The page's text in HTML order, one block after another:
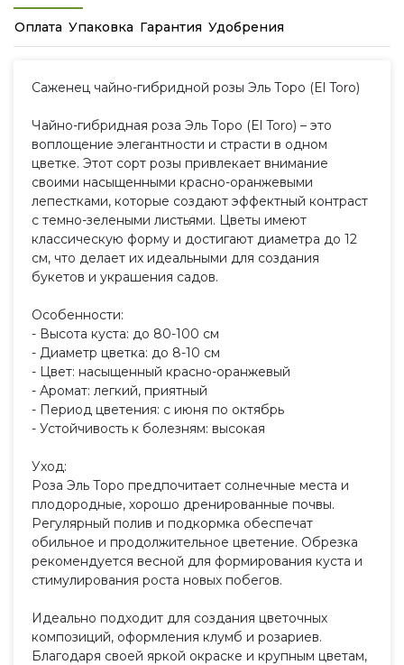
Оплата Упаковка Гарантия Удобрения
Саженец чайно-гибридной розы Эль Торо (El Toro)
Чайно-гибридная роза Эль Торо (El Toro) – это
воплощение элегантности и страсти в одном
цветке. Этот сорт розы привлекает внимание
своими насыщенными красно-оранжевыми
лепестками, которые создают эффектный контраст
с темно-зелеными листьями. Цветы имеют
классическую форму и достигают диаметра до 12
см, что делает их идеальными для создания
букетов и украшения садов.
Особенности:
- Высота куста: до 80-100 см
- Диаметр цветка: до 8-10 см
- Цвет: насыщенный красно-оранжевый
- Аромат: легкий, приятный
- Период цветения: с июня по октябрь
- Устойчивость к болезням: высокая
Уход:
Роза Эль Торо предпочитает солнечные места и
плодородные, хорошо дренированные почвы.
Регулярный полив и подкормка обеспечат
обильное и продолжительное цветение. Обрезка
рекомендуется весной для формирования куста и
стимулирования роста новых побегов.
Идеально подходит для создания цветочных
композиций, оформления клумб и розариев.
Благодаря своей яркой окраске и крупным цветам,